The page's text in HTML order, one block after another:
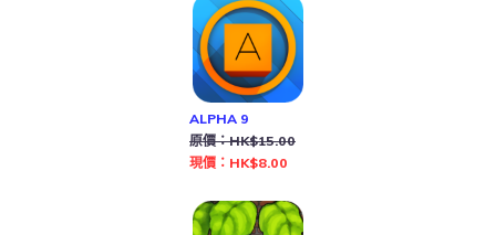
ALPHA 9
原價：HK$15.00
現價：HK$8.00